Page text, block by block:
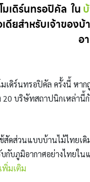
เดิร์นทรอปิคัล ใน
เดียสำหรับเจ้าขอ
อ
เดิร์นทรอปิคัล ครั้งนี้ หา
บริษัทสถาปนิกเหล่านี้กั
ช้สัดส่วนแบบบ้านไม้ไทย
กับภูมิอากาศอย่างไทย
มเติม